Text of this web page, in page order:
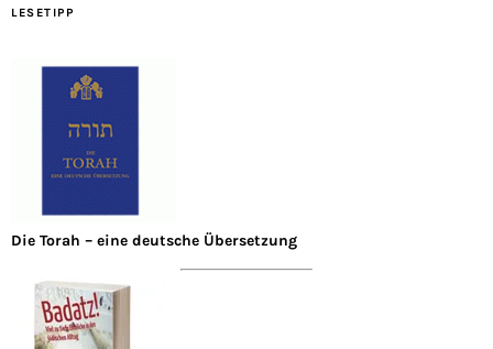
LESETIPP
Die Torah – eine deutsche Übersetzung